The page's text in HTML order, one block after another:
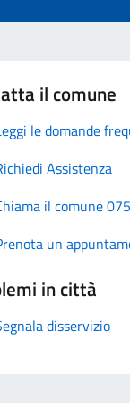
il comune
le domande
Assistenza
il comune
un
in città
disservizio